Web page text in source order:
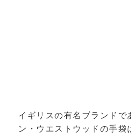
イギリスの有名ブランドで
ン・ウエストウッドの手袋